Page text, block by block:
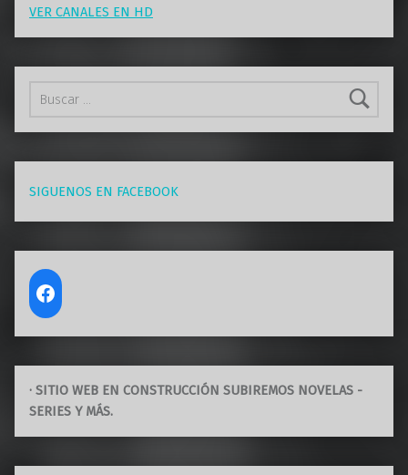
VER CANALES EN HD
SIGUENOS EN FACEBOOK
· SITIO WEB EN CONSTRUCCIÓN SUBIREMOS NOVELAS -
SERIES Y MÁS.